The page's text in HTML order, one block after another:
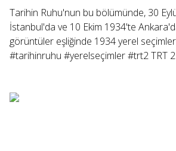
Tarihin Ruhu'nun bu bölümünde, 30
İstanbul'da ve 10 Ekim 1934'te
görüntüler eşliğinde 1934 yerel
#tarihinruhu #yerelseçimler #trt2 TRT 2